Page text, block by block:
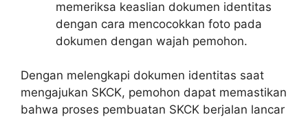
memeriksa keaslian dokumen identitas
dengan cara mencocokkan foto pada
dokumen dengan wajah pemohon.
Dengan melengkapi dokumen identitas saat
mengajukan SKCK, pemohon dapat memastikan
bahwa proses pembuatan SKCK berjalan lancar